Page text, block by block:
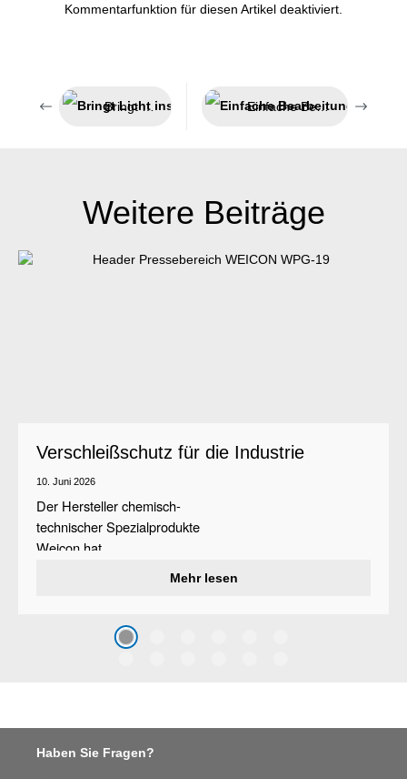
Kommentarfunktion für diesen Artikel deaktiviert.
Bringt Licht ins Dunkel Einfache Bearbeitung anspruchsvoller Isolierungen
Weitere Beiträge
Verschleißschutz für die Industrie
10. Juni 2026
Der Hersteller chemisch-
technischer Spezialprodukte
Weicon hat
entwickelt, das Oberflächen
schützt, der durch den Aufprall
grober Partikel verursacht wird
Mehr lesen
Haben Sie Fragen?